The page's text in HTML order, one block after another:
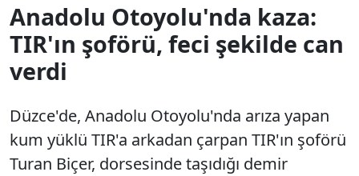
Anadolu Otoyolu'nda kaza:
TIR'ın şoförü, feci şekilde can
verdi
Düzce'de, Anadolu Otoyolu'nda arıza yapan
kum yüklü TIR'a arkadan çarpan TIR'ın şoförü
Turan Biçer, dorsesinde taşıdığı demir